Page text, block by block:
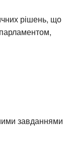
рішень, що
завданнями